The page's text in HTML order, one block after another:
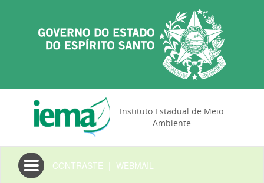
Instituto Estadual de Meio
Ambiente
Toggle
navigation
CONTRASTE | WEBMAIL